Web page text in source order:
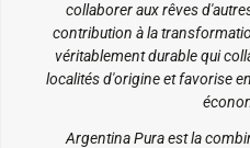
collaborer aux rêves
contribution à la
véritablement durable qui
localités d'origine et favorise
Argentina Pura est la